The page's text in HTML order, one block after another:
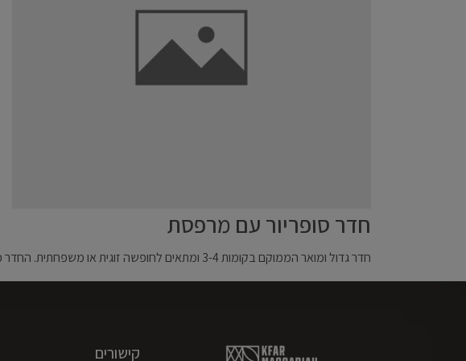
חדר סופריור עם מרפסת
חדר גדול ומואר הממוקם בקומות 3-4 ומתאים לחופשה זוגית או משפחתית. החדר כולל מרפסת מרוהטת לנוף פסטורלי, מיטה זוגית נוחה, ספה נפתחת, שולחן עבודה וחדר אמבטיה צמוד.
קישורים